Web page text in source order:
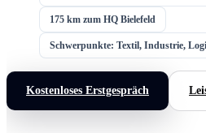
175 km zum HQ Bielefeld
Schwerpunkte: Textil, Industrie,
Kostenloses Erstgespräch